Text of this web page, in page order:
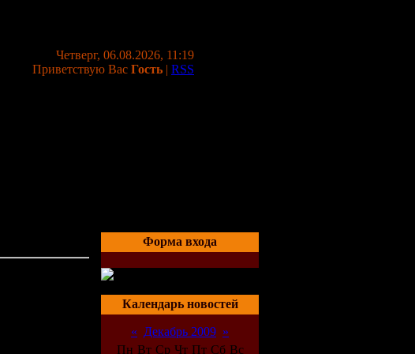
Четверг, 06.08.2026, 11:19
Приветствую Вас Гость | RSS
Форма входа
Календарь новостей
« Декабрь 2009 »
Пн Вт Ср Чт Пт Сб Вс